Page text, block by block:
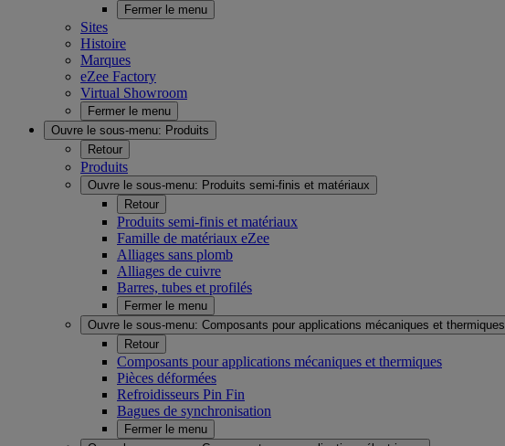
Fermer le menu
Sites
Histoire
Marques
eZee Factory
Virtual Showroom
Fermer le menu
Ouvre le sous-menu: Produits
Retour
Produits
Ouvre le sous-menu: Produits semi-finis et matériaux
Retour
Produits semi-finis et matériaux
Famille de matériaux eZee
Alliages sans plomb
Alliages de cuivre
Barres, tubes et profilés
Fermer le menu
Ouvre le sous-menu: Composants pour applications mécaniques et thermiques
Retour
Composants pour applications mécaniques et thermiques
Pièces déformées
Refroidisseurs Pin Fin
Bagues de synchronisation
Fermer le menu